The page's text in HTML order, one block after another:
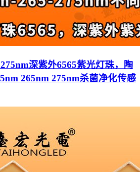
深紫外6565紫光灯珠，陶
265nm 275nm杀菌净化传感